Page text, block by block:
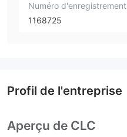
Numéro d'enregistrement
1168725
Profil de l'entreprise
Aperçu de CLC